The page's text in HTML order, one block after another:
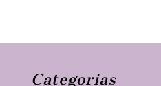
Categorias